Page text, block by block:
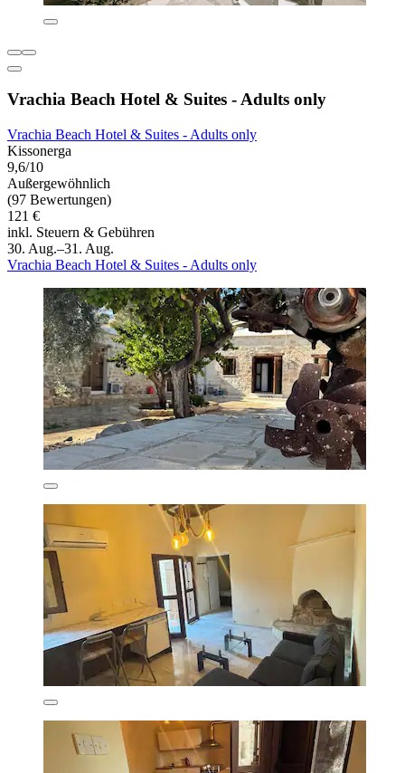
Vrachia Beach Hotel & Suites - Adults only
Vrachia Beach Hotel & Suites - Adults only
Kissonerga
9,6/10
Außergewöhnlich
(97 Bewertungen)
121 €
inkl. Steuern & Gebühren
30. Aug.–31. Aug.
Vrachia Beach Hotel & Suites - Adults only